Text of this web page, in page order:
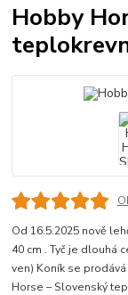
Hobby
Od 16.5.2025 nově
40 cm . Tyč je dlouhá
ven) Koník se
Horse – Slovenský